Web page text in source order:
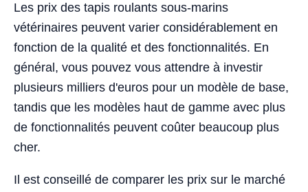
Les prix des tapis roulants sous-marins
vétérinaires peuvent varier considérablement en
fonction de la qualité et des fonctionnalités. En
général, vous pouvez vous attendre à investir
plusieurs milliers d'euros pour un modèle de base,
tandis que les modèles haut de gamme avec plus
de fonctionnalités peuvent coûter beaucoup plus
cher.
Il est conseillé de comparer les prix sur le marché